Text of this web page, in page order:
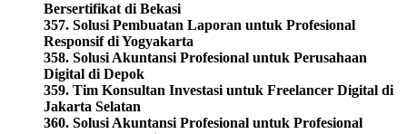
Bersertifikat di Bekasi
357. Solusi Pembuatan Laporan untuk Profesional
Responsif di Yogyakarta
358. Solusi Akuntansi Profesional untuk Perusahaan
Digital di Depok
359. Tim Konsultan Investasi untuk Freelancer Digital di
Jakarta Selatan
360. Solusi Akuntansi Profesional untuk Profesional